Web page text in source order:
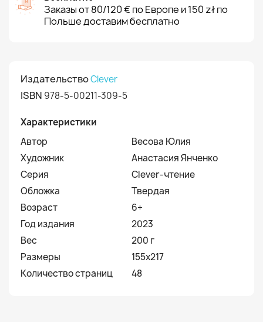
Заказы от 80/120 € по Европе и 150 zł по
Польше доставим бесплатно
ИздательствоClever
ISBN 978-5-00211-309-5
Характеристики
Автор
Весова Юлия
Художник
Анастасия Янченко
Серия
Clever-чтение
Обложка
Твердая
Возраст
6+
Год издания
2023
Вес
200 г
Размеры
155х217
Количество страниц
48